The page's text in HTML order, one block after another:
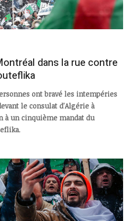
dans la rue contre
ont bravé les intempéries
le consulat d'Algérie à
à un cinquième mandat du
.